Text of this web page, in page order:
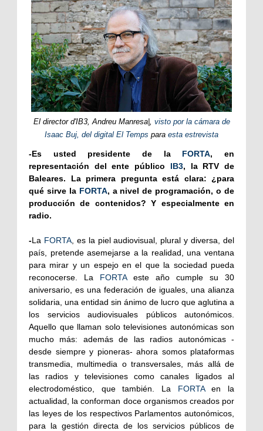
El director d'IB3, Andreu Manresa|,
visto por la cámara de
Isaac Buj, del digital El Temps para esta estrevista
-Es usted presidente de la FORTA, en
representación del ente público IB3, la RTV de
Baleares. La primera pregunta está clara: ¿para
qué sirve la FORTA, a nivel de programación, o de
producción de contenidos? Y especialmente en
radio.
-La FORTA, es la piel audiovisual, plural y diversa, del
país, pretende asemejarse a la realidad, una ventana
para mirar y un espejo en el que la sociedad pueda
reconocerse. La FORTAeste año cumple su 30
aniversario, es una federación de iguales, una alianza
solidaria, una entidad sin ánimo de lucro que aglutina a
los servicios audiovisuales públicos autonómicos.
Aquello que llaman solo televisiones autonómicas son
mucho más: además de las radios autonómicas -
desde siempre y pioneras- ahora somos plataformas
transmedia, multimedia o transversales, más allá de
las radios y televisiones como canales ligados al
electrodoméstico, que también. La FORTAen la
actualidad, la conforman doce organismos creados por
las leyes de los respectivos Parlamentos autonómicos,
para la gestión directa de los servicios públicos de